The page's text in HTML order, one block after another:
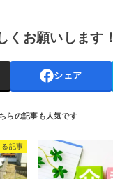
くお願いします！
シェア
る記事